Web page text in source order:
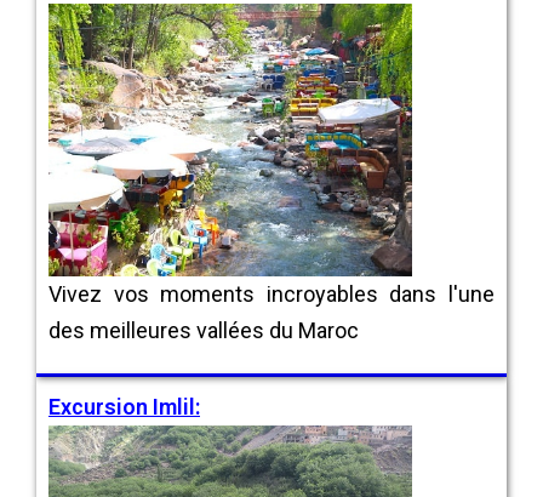
Vivez vos moments incroyables dans l'une
des meilleures vallées du Maroc
Excursion Imlil: